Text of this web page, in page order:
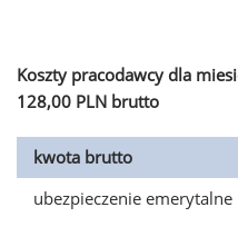
Koszty pracodawcy dla
128,00 PLN brutto
kwota brutto
ubezpieczenie emerytalne